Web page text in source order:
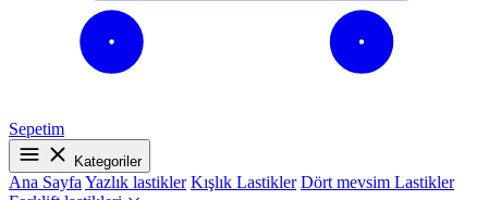
Sepetim
Kategoriler
Ana Sayfa Yazlık lastikler Kışlık Lastikler Dört mevsim Lastikler